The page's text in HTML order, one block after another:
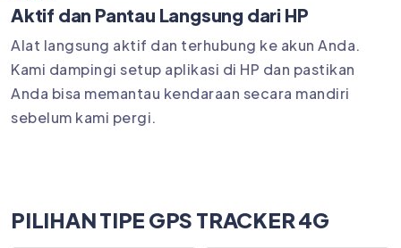
Aktif dan Pantau Langsung dari HP
Alat langsung aktif dan terhubung ke akun Anda.
Kami dampingi setup aplikasi di HP dan pastikan
Anda bisa memantau kendaraan secara mandiri
sebelum kami pergi.
PILIHAN TIPE GPS TRACKER 4G